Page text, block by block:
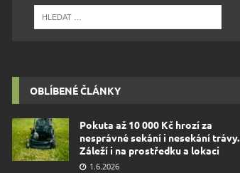
OBLÍBENÉ ČLÁNKY
Pokuta až 10 000 Kč hrozí za
nesprávné sekání i nesekání trávy.
Záleží i na prostředku a lokaci
1.6.2026